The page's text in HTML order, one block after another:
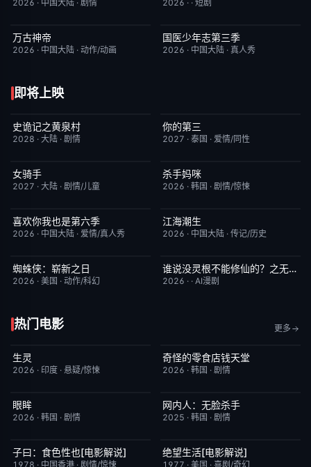
2026 · 中国大陆 · 剧情 2026 · · 短剧
更新至第7集
万古神帝
2026 · 中国大陆 · 动作/动画
本周更新
国医少年志第三季
2026 · 中国大陆 · 真人秀
即将上映
6月23日更新
史诡记之黄泉村
2028 · 大陆 · 剧情
更新至第02集
你的第三
2027 · 泰国 · 爱情/同性
7月15日更新
女骑手
2027 · 大陆 · 剧情/儿童
更新至第02集
杀手妈咪
2026 · 韩国 · 剧情/惊悚
今日更新
喜欢你我也是第六季
2026 · 中国大陆 · 爱情/真人秀
更新至第22集
江海潮生
2026 · 中国大陆 · 传记/历史
TC中字
蜘蛛侠：崭新之日
2026 · 美国 · 动作/科幻
完结 5.0谁说没灵根不能修仙的？之无灵证道第五季
2026 · · AI漫剧
热门电影 更多
今日更新
生灵
2026 · 印度 · 悬疑/惊悚
HD中字
奇怪的零食店钱天堂
2026 · 韩国 · 剧情
HD中字
眼眸
2026 · 韩国 · 剧情
今日更新
网内人：无脸杀手
2025 · 韩国 · 剧情
已完结
子曰：食色性也[电影解说]
1978 · 中国香港 · 剧情/惊悚
已完结
绝望生活[电影解说]
1977 · 美国 · 喜剧/奇幻